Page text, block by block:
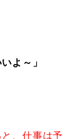
よ～」
、仕事は予